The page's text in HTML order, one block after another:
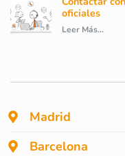
oficiales
Leer Más...
Madrid
Barcelona